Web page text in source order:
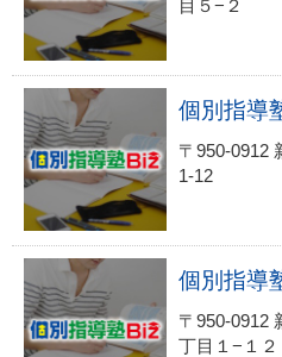
目５−２
個別指導
〒950-0912
1-12
個別指導
〒950-0912
丁目１−１２